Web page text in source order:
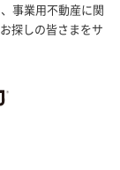
事業用不動産に関
探しの皆さまをサ